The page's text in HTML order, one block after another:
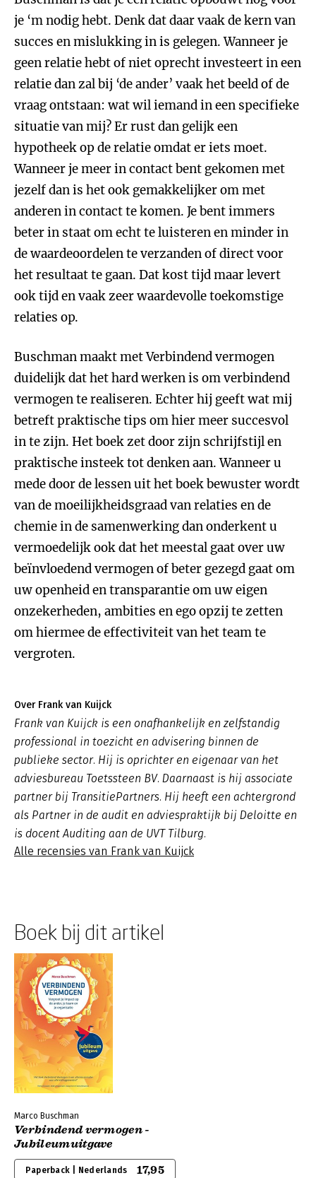
je ‘m nodig hebt. Denk dat daar vaak de kern van
succes en mislukking in is gelegen. Wanneer je
geen relatie hebt of niet oprecht investeert in een
relatie dan zal bij ‘de ander’ vaak het beeld of de
vraag ontstaan: wat wil iemand in een specifieke
situatie van mij? Er rust dan gelijk een
hypotheek op de relatie omdat er iets moet.
Wanneer je meer in contact bent gekomen met
jezelf dan is het ook gemakkelijker om met
anderen in contact te komen. Je bent immers
beter in staat om echt te luisteren en minder in
de waardeoordelen te verzanden of direct voor
het resultaat te gaan. Dat kost tijd maar levert
ook tijd en vaak zeer waardevolle toekomstige
relaties op.
Buschman maakt met Verbindend vermogen
duidelijk dat het hard werken is om verbindend
vermogen te realiseren. Echter hij geeft wat mij
betreft praktische tips om hier meer succesvol
in te zijn. Het boek zet door zijn schrijfstijl en
praktische insteek tot denken aan. Wanneer u
mede door de lessen uit het boek bewuster wordt
van de moeilijkheidsgraad van relaties en de
chemie in de samenwerking dan onderkent u
vermoedelijk ook dat het meestal gaat over uw
beïnvloedend vermogen of beter gezegd gaat om
uw openheid en transparantie om uw eigen
onzekerheden, ambities en ego opzij te zetten
om hiermee de effectiviteit van het team te
vergroten.
Over Frank van Kuijck
Frank van Kuijck is een onafhankelijk en zelfstandig
professional in toezicht en advisering binnen de
publieke sector. Hij is oprichter en eigenaar van het
adviesbureau Toetssteen BV. Daarnaast is hij associate
partner bij TransitiePartners. Hij heeft een achtergrond
als Partner in de audit en adviespraktijk bij Deloitte en
is docent Auditing aan de UVT Tilburg.
Alle recensies van Frank van Kuijck
Boek bij dit artikel
Marco Buschman
Verbindend vermogen -
Jubileumuitgave
Paperback | Nederlands 17,95